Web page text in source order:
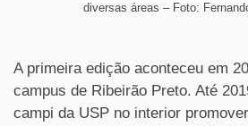
diversas áreas – Foto:
A primeira edição aconteceu em
campus de Ribeirão Preto. Até
campi da USP no interior